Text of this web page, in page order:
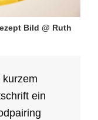
Bild @ Ruth
ein